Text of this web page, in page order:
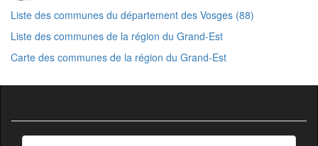
Liste des communes du département des Vosges (88)
Liste des communes de la région du Grand-Est
Carte des communes de la région du Grand-Est